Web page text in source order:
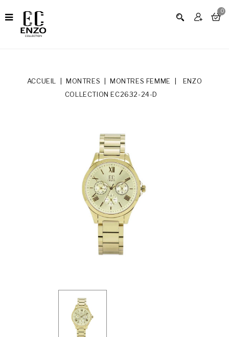
0
ACCUEIL MONTRES MONTRES FEMME
ENZO
COLLECTION EC2632-24-D